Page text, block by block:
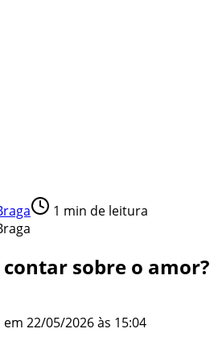
1 min de leitura
sobre o amor?
em 22/05/2026 às 15:04